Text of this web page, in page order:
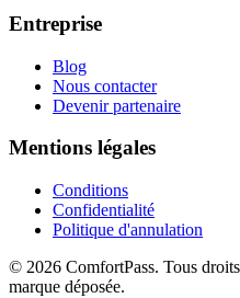
Entreprise
Blog
Nous contacter
Devenir partenaire
Mentions légales
Conditions
Confidentialité
Politique d'annulation
© 2026 ComfortPass. Tous
marque déposée.